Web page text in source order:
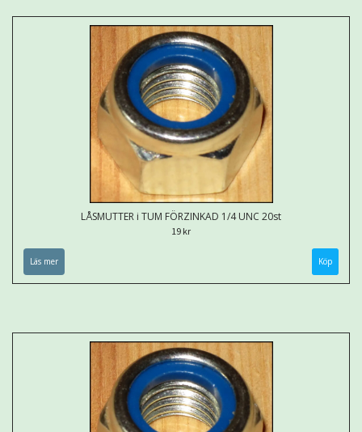
LÅSMUTTER i TUM FÖRZINKAD 1/4 UNC 20st
19 kr
Läs mer